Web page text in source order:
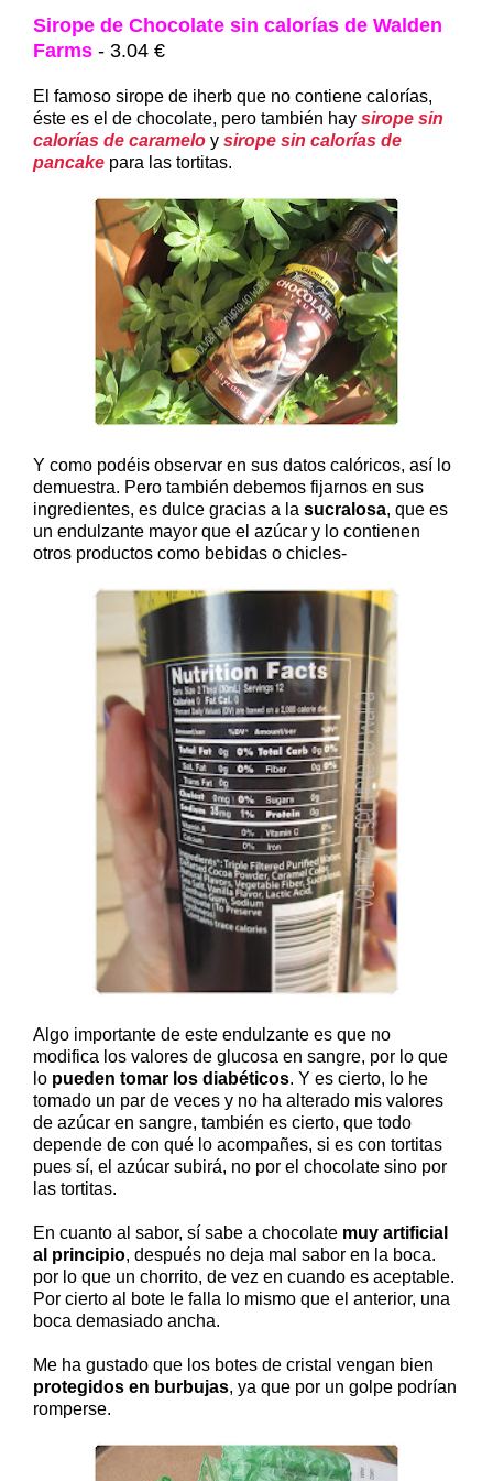
Sirope de Chocolate sin calorías de Walden
Farms - 3.04 €
El famoso sirope de iherb que no contiene calorías,
éste es el de chocolate, pero también hay sirope sin
calorías de caramelo y sirope sin calorías de
pancake para las tortitas.
Y como podéis observar en sus datos calóricos, así lo
demuestra. Pero también debemos fijarnos en sus
ingredientes, es dulce gracias a la sucralosa, que es
un endulzante mayor que el azúcar y lo contienen
otros productos como bebidas o chicles-
Algo importante de este endulzante es que no
modifica los valores de glucosa en sangre, por lo que
lo pueden tomar los diabéticos. Y es cierto, lo he
tomado un par de veces y no ha alterado mis valores
de azúcar en sangre, también es cierto, que todo
depende de con qué lo acompañes, si es con tortitas
pues sí, el azúcar subirá, no por el chocolate sino por
las tortitas.
En cuanto al sabor, sí sabe a chocolate muy artificial
al principio, después no deja mal sabor en la boca.
por lo que un chorrito, de vez en cuando es aceptable.
Por cierto al bote le falla lo mismo que el anterior, una
boca demasiado ancha.
Me ha gustado que los botes de cristal vengan bien
protegidos en burbujas, ya que por un golpe podrían
romperse.